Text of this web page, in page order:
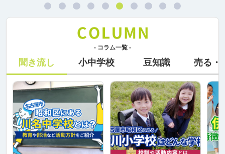
- コラム一覧 -
聞き流し 小中学校 豆知識 売る・